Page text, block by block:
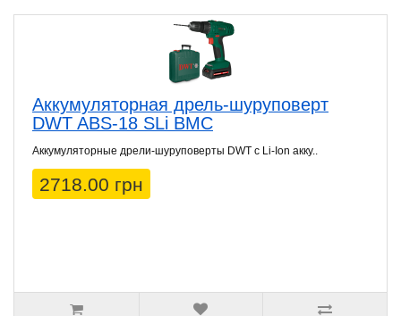
Аккумуляторная дрель-шуруповерт
DWT ABS-18 SLi BMC
Аккумуляторные дрели-шуруповерты DWT с Li-Ion акку..
2718.00 грн